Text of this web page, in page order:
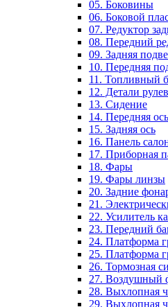
05. Боковины
06. Боковой
07. Редуктор
08. Передний
09. Задняя
10. Передняя
11. Топливный
12. Детали
13. Сидение
14. Передняя ось
15. Задняя ось
16. Панель
17. Приборная
18. Фары
19. Фары линзы
20. Задние
21.
22. Усилитель
23. Передний
24. Платформа
25. Платформа
26. Тормозная
27. Воздушный
28. Выхлопная
29. Выхлопная